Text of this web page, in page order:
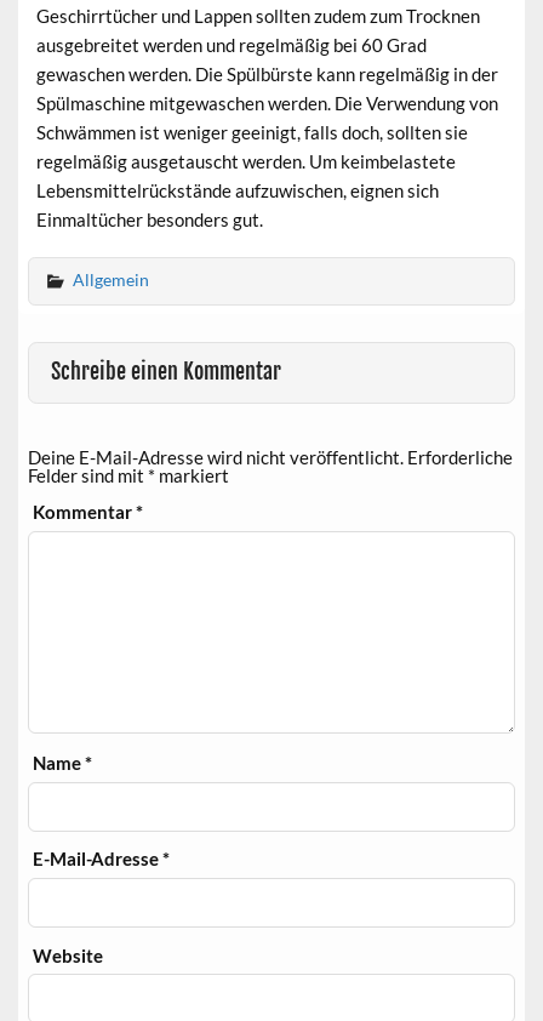
Geschirrtücher und Lappen sollten zudem zum Trocknen
ausgebreitet werden und regelmäßig bei 60 Grad
gewaschen werden. Die Spülbürste kann regelmäßig in der
Spülmaschine mitgewaschen werden. Die Verwendung von
Schwämmen ist weniger geeinigt, falls doch, sollten sie
regelmäßig ausgetauscht werden. Um keimbelastete
Lebensmittelrückstände aufzuwischen, eignen sich
Einmaltücher besonders gut.
Allgemein
Schreibe einen Kommentar
Deine E-Mail-Adresse wird nicht veröffentlicht. Erforderliche
Felder sind mit * markiert
Kommentar*
Name*
E-Mail-Adresse*
Website